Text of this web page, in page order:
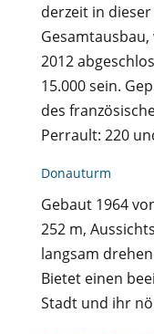
derzeit in
2012
15.000 sein.
des
Perrault: 220
Donauturm
Gebaut 1964
252 m,
langsam
Bietet einen
Stadt und ihr